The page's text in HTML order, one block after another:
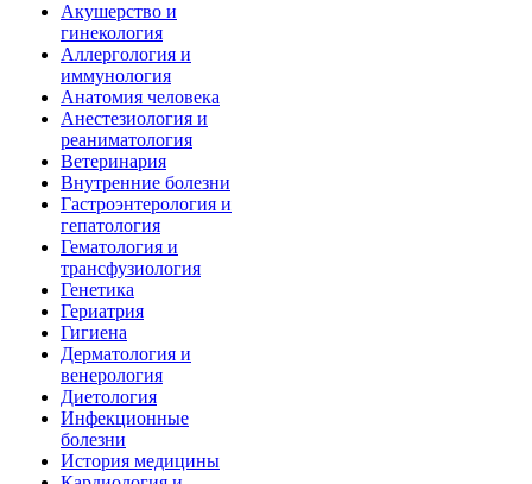
Акушерство и
гинекология
Аллергология и
иммунология
Анатомия человека
Анестезиология и
реаниматология
Ветеринария
Внутренние болезни
Гастроэнтерология и
гепатология
Гематология и
трансфузиология
Генетика
Гериатрия
Гигиена
Дерматология и
венерология
Диетология
Инфекционные
болезни
История медицины